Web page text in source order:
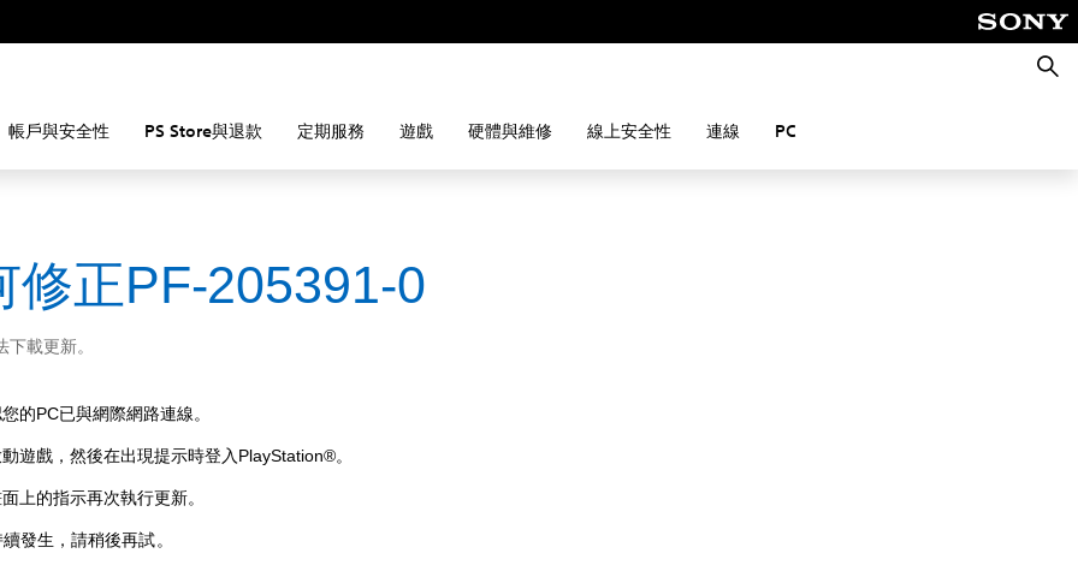
搜
尋
帳戶與安全性 PS Store與退款 定期服務 遊戲 硬體與維修 線上安全性 連線 PC
修正PF-205391-0
載更新。
的PC已與網際網路連線。
遊戲，然後在出現提示時登入PlayStation®。
上的指示再次執行更新。
發生，請稍後再試。